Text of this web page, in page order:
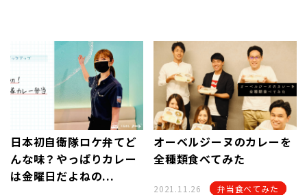
日本初自衛隊ロケ弁てど
んな味？やっぱりカレー
は金曜日だよねの...
オーベルジーヌのカレーを
全種類食べてみた
2021.11.26 弁当食べてみた